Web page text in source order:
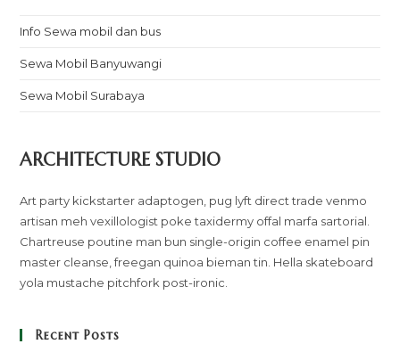
Info Sewa mobil dan bus
Sewa Mobil Banyuwangi
Sewa Mobil Surabaya
ARCHITECTURE STUDIO
Art party kickstarter adaptogen, pug lyft direct trade venmo
artisan meh vexillologist poke taxidermy offal marfa sartorial.
Chartreuse poutine man bun single-origin coffee enamel pin
master cleanse, freegan quinoa bieman tin. Hella skateboard
yola mustache pitchfork post-ironic.
Recent Posts